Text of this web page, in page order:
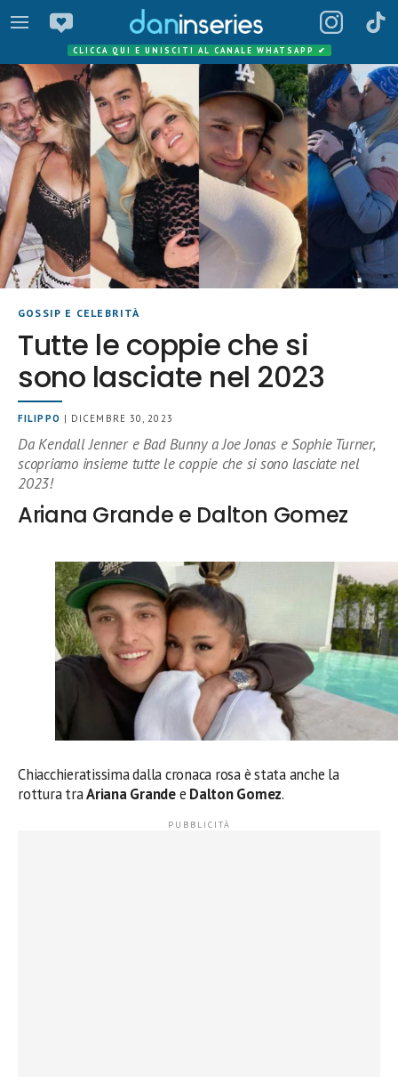
CLICCA QUI E UNISCITI AL CANALE WHATSAPP ✔
GOSSIP E CELEBRITÀ
Tutte le coppie che si
sono lasciate nel 2023
FILIPPO | DICEMBRE 30, 2023
Da Kendall Jenner e Bad Bunny a Joe Jonas e Sophie Turner,
scopriamo insieme tutte le coppie che si sono lasciate nel
2023!
Ariana Grande e Dalton Gomez
Chiacchieratissima dalla cronaca rosa è stata anche la
rottura traAriana Grandee Dalton Gomez.